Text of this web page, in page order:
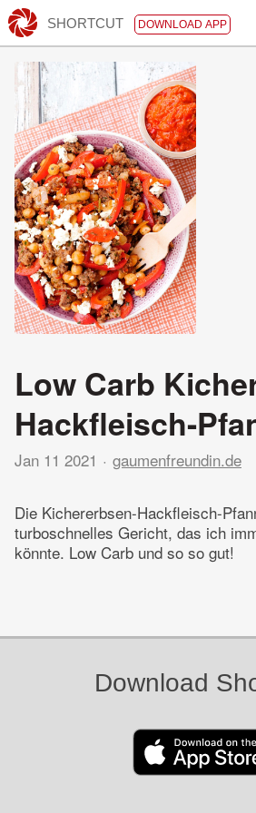
SHORTCUT DOWNLOAD APP
Low Carb
Hackfleisch-
Jan 11 2021 gaumenfreundin.de
Die Kichererbsen-Hackfleisch-
turboschnelles Gericht, das ich
könnte. Low Carb und so so gut!
Download